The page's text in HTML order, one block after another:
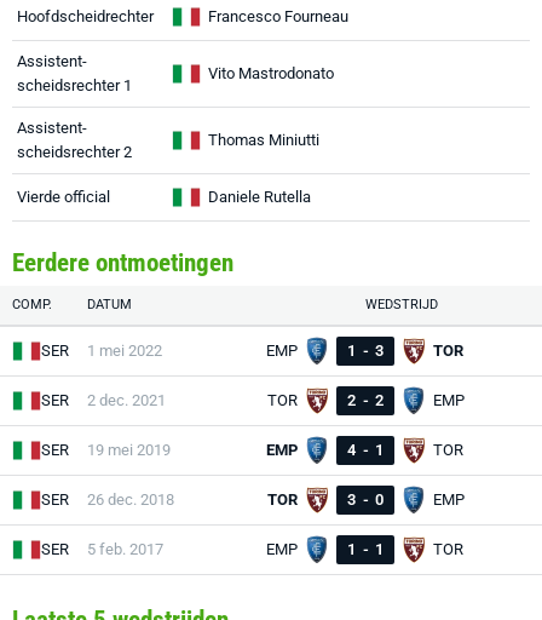
Hoofdscheidrechter Francesco Fourneau
Assistent-
scheidsrechter 1
Vito Mastrodonato
Assistent-
scheidsrechter 2
Thomas Miniutti
Vierde official Daniele Rutella
Eerdere ontmoetingen
COMP. DATUM WEDSTRIJD
SER 1 mei 2022 EMP 1 - 3 TOR
SER 2 dec. 2021 TOR 2 - 2 EMP
SER 19 mei 2019 EMP 4 - 1 TOR
SER 26 dec. 2018 TOR 3 - 0 EMP
SER 5 feb. 2017 EMP 1 - 1 TOR